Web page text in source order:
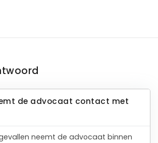
de advocaat contact met
neemt de advocaat binnen